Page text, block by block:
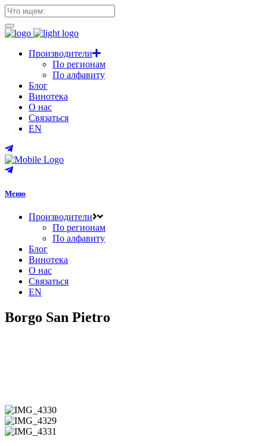
Производители
По регионам
По алфавиту
Блог
Винотека
О нас
Связаться
EN
Меню
Производители
По регионам
По алфавиту
Блог
Винотека
О нас
Связаться
EN
Borgo San Pietro